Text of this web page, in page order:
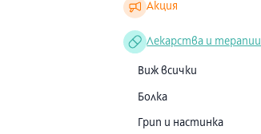
Акция
Лекарства и терапии
Виж всички
Болка
Грип и настинка